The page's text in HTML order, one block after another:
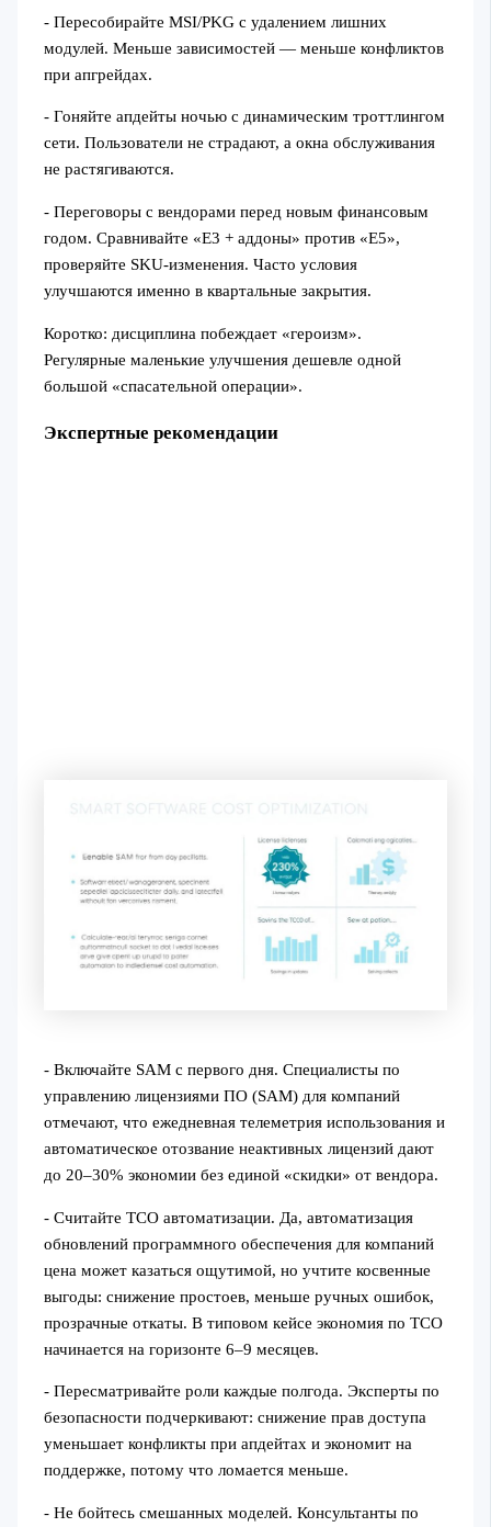
- Пересобирайте MSI/PKG с удалением лишних
модулей. Меньше зависимостей — меньше конфликтов
при апгрейдах.
- Гоняйте апдейты ночью с динамическим троттлингом
сети. Пользователи не страдают, а окна обслуживания
не растягиваются.
- Переговоры с вендорами перед новым финансовым
годом. Сравнивайте «E3 + аддоны» против «E5»,
проверяйте SKU-изменения. Часто условия
улучшаются именно в квартальные закрытия.
Коротко: дисциплина побеждает «героизм».
Регулярные маленькие улучшения дешевле одной
большой «спасательной операции».
Экспертные рекомендации
- Включайте SAM с первого дня. Специалисты по
управлению лицензиями ПО (SAM) для компаний
отмечают, что ежедневная телеметрия использования и
автоматическое отозвание неактивных лицензий дают
до 20–30% экономии без единой «скидки» от вендора.
- Считайте TCO автоматизации. Да, автоматизация
обновлений программного обеспечения для компаний
цена может казаться ощутимой, но учтите косвенные
выгоды: снижение простоев, меньше ручных ошибок,
прозрачные откаты. В типовом кейсе экономия по TCO
начинается на горизонте 6–9 месяцев.
- Пересматривайте роли каждые полгода. Эксперты по
безопасности подчеркивают: снижение прав доступа
уменьшает конфликты при апдейтах и экономит на
поддержке, потому что ломается меньше.
- Не бойтесь смешанных моделей. Консультанты по